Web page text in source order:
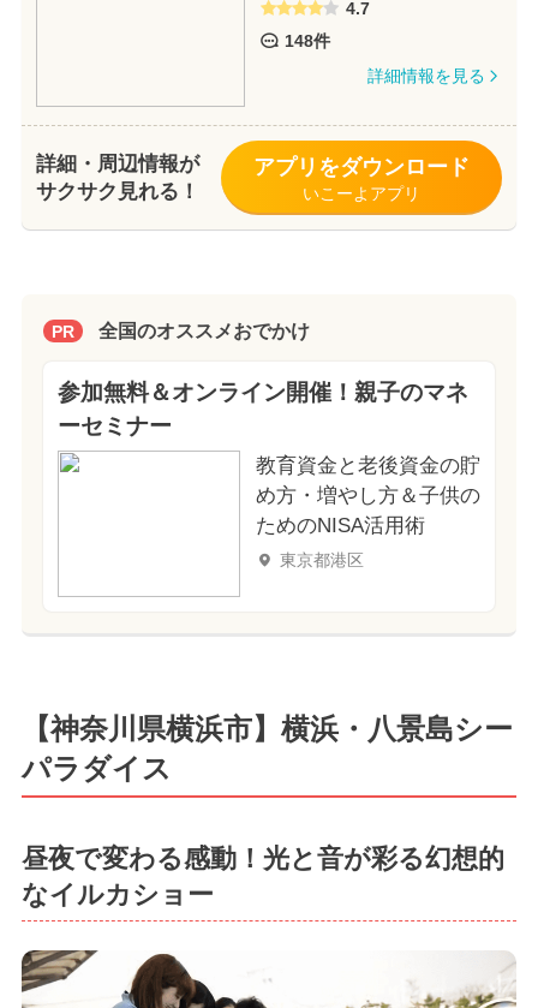
4.7
148件
詳細情報を見る
詳細・周辺情報が
サクサク見れる！
アプリをダウンロード
いこーよアプリ
PR 全国のオススメおでかけ
参加無料＆オンライン開催！親子のマネ
ーセミナー
教育資金と老後資金の貯
め方・増やし方＆子供の
ためのNISA活用術
東京都港区
【神奈川県横浜市】横浜・八景島シー
パラダイス
昼夜で変わる感動！光と音が彩る幻想的
なイルカショー